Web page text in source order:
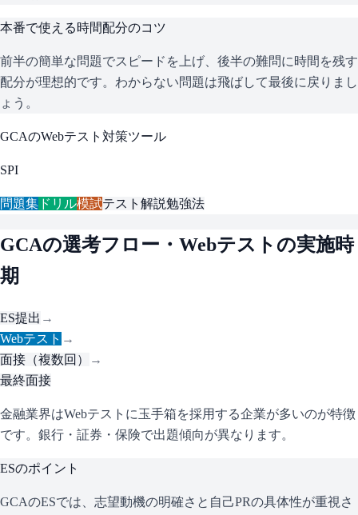
本番で使える時間配分のコツ
前半の簡単な問題でスピードを上げ、後半の難問に時間を残す
配分が理想的です。わからない問題は飛ばして最後に戻りまし
ょう。
GCAのWebテスト対策ツール
SPI
問題集 ドリル模試テスト解説勉強法
GCAの選考フロー・Webテストの実施時
期
ES提出 →
Webテスト →
面接（複数回）
→
最終面接
金融業界はWebテストに玉手箱を採用する企業が多いのが特徴
です。銀行・証券・保険で出題傾向が異なります。
ESのポイント
GCAのESでは、志望動機の明確さと自己PRの具体性が重視さ